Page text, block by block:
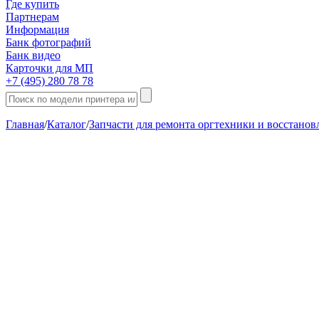
Где купить
Партнерам
Информация
Банк фотографий
Банк видео
Карточки для МП
+7 (495) 280 78 78
Главная/Каталог/Запчасти для ремонта оргтехники и